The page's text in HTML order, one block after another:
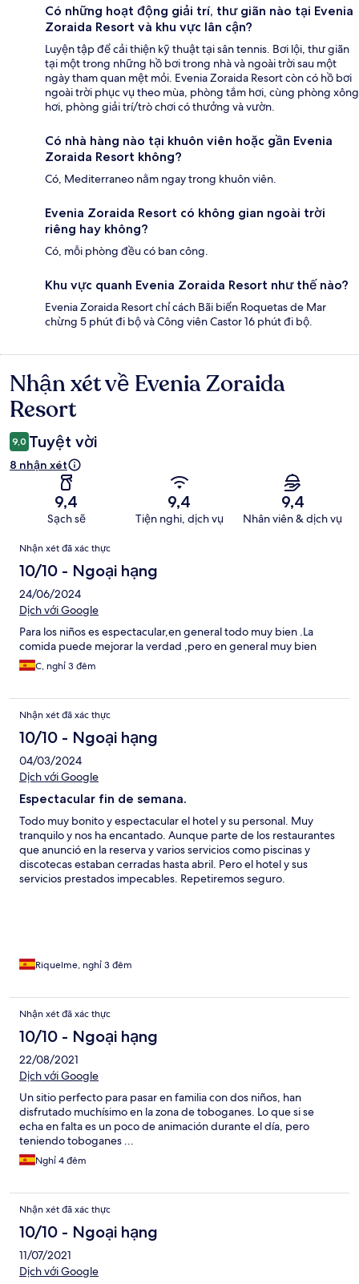
Có những hoạt động giải trí, thư giãn nào tại Evenia
Zoraida Resort và khu vực lân cận?
Luyện tập để cải thiện kỹ thuật tại sân tennis. Bơi lội, thư giãn
tại một trong những hồ bơi trong nhà và ngoài trời sau một
ngày tham quan mệt mỏi. Evenia Zoraida Resort còn có hồ bơi
ngoài trời phục vụ theo mùa, phòng tắm hơi, cùng phòng xông
hơi, phòng giải trí/trò chơi có thưởng và vườn.
Có nhà hàng nào tại khuôn viên hoặc gần Evenia
Zoraida Resort không?
Có, Mediterraneo nằm ngay trong khuôn viên.
Evenia Zoraida Resort có không gian ngoài trời
riêng hay không?
Có, mỗi phòng đều có ban công.
Khu vực quanh Evenia Zoraida Resort như thế nào?
Evenia Zoraida Resort chỉ cách Bãi biển Roquetas de Mar
chừng 5 phút đi bộ và Công viên Castor 16 phút đi bộ.
Nhận
xét
Nhận xét về Evenia Zoraida
Resort
9,0 Tuyệt vời
8 nhận xét
9,4
Sạch sẽ
9,4
Tiện nghi, dịch vụ
9,4
Nhân viên & dịch vụ
Nhận
xét
Nhận xét đã xác thực
10/10 - Ngoại hạng
24/06/2024
Dịch với Google
Para los niños es espectacular,en general todo muy bien .La
comida puede mejorar la verdad ,pero en general muy bien
C, nghỉ 3 đêm
Nhận xét đã xác thực
10/10 - Ngoại hạng
04/03/2024
Dịch với Google
Espectacular fin de semana.
Todo muy bonito y espectacular el hotel y su personal. Muy
tranquilo y nos ha encantado. Aunque parte de los restaurantes
que anunció en la reserva y varios servicios como piscinas y
discotecas estaban cerradas hasta abril. Pero el hotel y sus
servicios prestados impecables. Repetiremos seguro.
Riquelme, nghỉ 3 đêm
Nhận xét đã xác thực
10/10 - Ngoại hạng
22/08/2021
Dịch với Google
Un sitio perfecto para pasar en familia con dos niños, han
disfrutado muchísimo en la zona de toboganes. Lo que si se
echa en falta es un poco de animación durante el día, pero
teniendo toboganes ...
Nghỉ 4 đêm
Nhận xét đã xác thực
10/10 - Ngoại hạng
11/07/2021
Dịch với Google